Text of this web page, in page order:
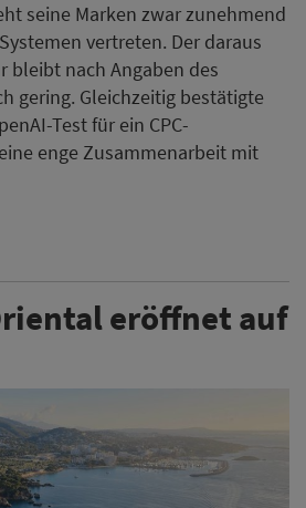
seine Marken zwar zunehmend
vertreten. Der daraus
bleibt nach Angaben des
gering. Gleichzeitig bestätigte
Test für ein CPC-
enge Zusammenarbeit mit
eröffnet auf